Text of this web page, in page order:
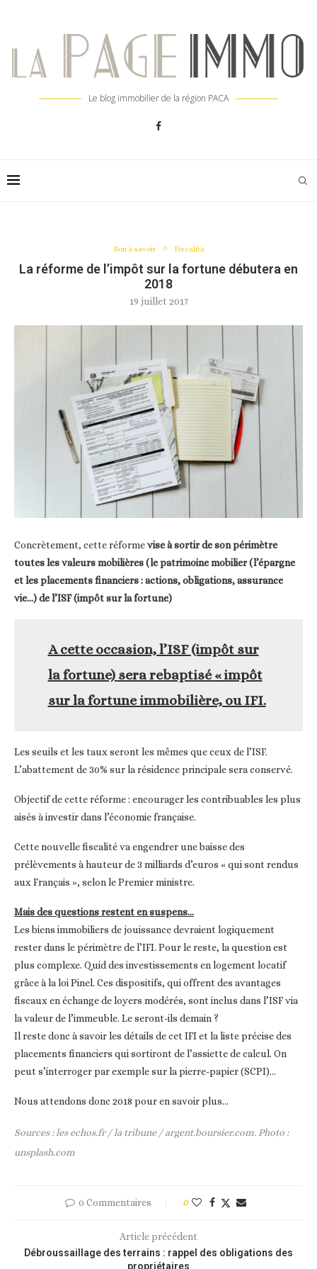
Le blog immobilier de la région PACA
Bon à savoir Fiscalité
La réforme de l’impôt sur la fortune débutera en
2018
19 juillet 2017
Concrètement, cette réformevise à sortir de son périmètre
toutes les valeurs mobilières (le patrimoine mobilier (l’épargne
et les placements financiers : actions, obligations, assurance
vie…) de l’ISF (impôt sur la fortune)
A cette occasion, l’ISF(impôt sur
la fortune) sera rebaptisé « impôt
sur la fortune immobilière, ou IFI.
Les seuils et les taux seront les mêmes que ceux de l’ISF.
L’abattement de 30% sur la résidence principale sera conservé.
Objectif de cette réforme : encourager les contribuables les plus
aisés à investir dans l’économie française.
Cette nouvelle fiscalité va engendrer une baisse des
prélèvements à hauteur de 3 milliards d’euros « qui sont rendus
aux Français », selon le Premier ministre.
Mais des questions restent en suspens…
Les biens immobiliers de jouissance devraient logiquement
rester dans le périmètre de l’IFI. Pour le reste, la question est
plus complexe. Quid des investissements en logement locatif
grâce à la loi Pinel. Ces dispositifs, qui offrent des avantages
fiscaux en échange de loyers modérés, sont inclus dans l’ISF via
la valeur de l’immeuble. Le seront-ils demain ?
Il reste donc à savoir les détails de cet IFI et la liste précise des
placements financiers qui sortiront de l’assiette de calcul. On
peut s’interroger par exemple sur la pierre-papier (SCPI)…
Nous attendons donc 2018 pour en savoir plus…
Sources : les echos.fr / la tribune / argent.boursier.com. Photo :
unsplash.com
0 Commentaires 0
Article précédent
Débroussaillage des terrains : rappel des obligations des
propriétaires